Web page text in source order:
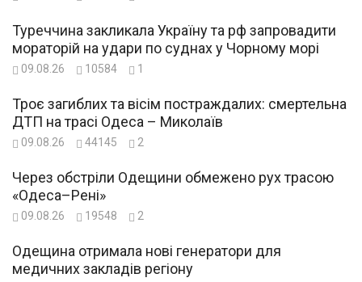
Туреччина закликала Україну та рф запровадити
мораторій на удари по суднах у Чорному морі
09.08.26 10584 1
Троє загиблих та вісім постраждалих: смертельна
ДТП на трасі Одеса – Миколаїв
09.08.26 44145 2
Через обстріли Одещини обмежено рух трасою
«Одеса–Рені»
09.08.26 19548 2
Одещина отримала нові генератори для
медичних закладів регіону